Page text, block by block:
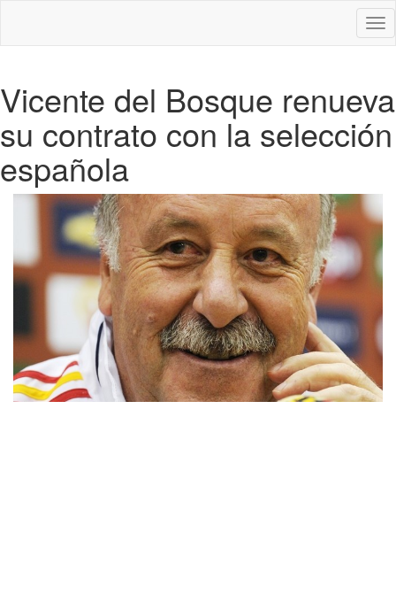
Vicente del Bosque renueva
su contrato con la selección
española